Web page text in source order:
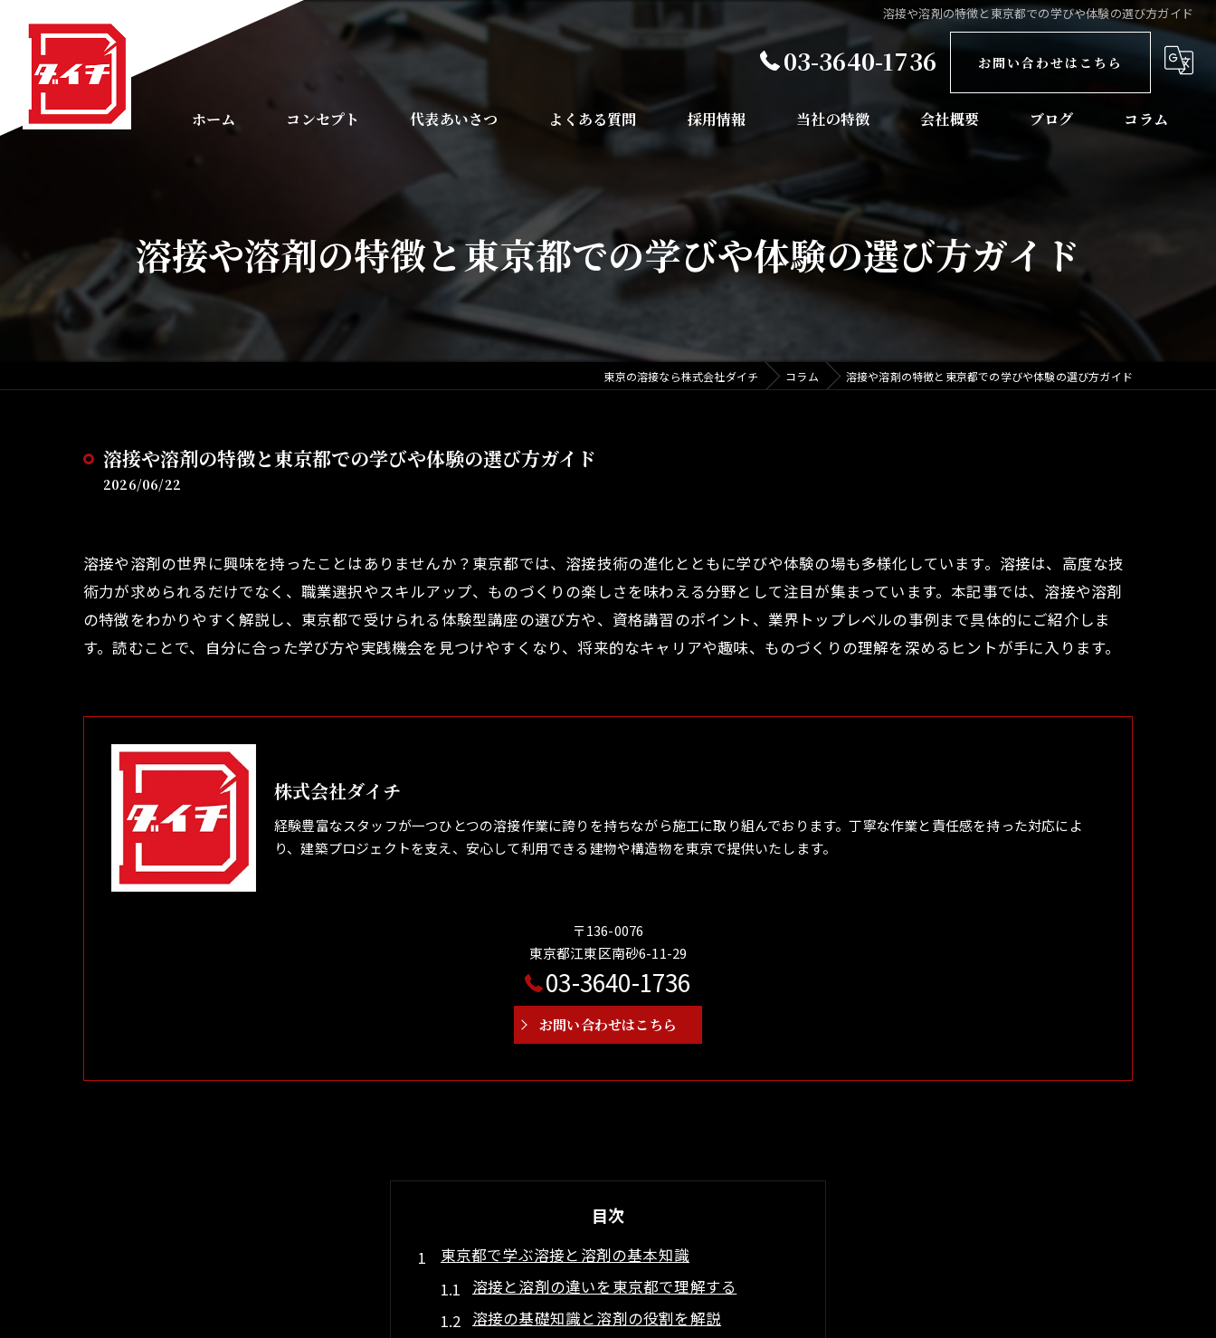
溶接や溶剤の特徴と東京都での学びや体験の選び方ガイド
03-3640-1736 お問い合わせはこちら
ホーム コンセプト 代表あいさつ よくある質問 採用情報 当社の特徴
鉄塔工事
会社概要 ブログ コラム
溶接や溶剤の特徴と東京都での学びや体験の選び方ガイド
東京の溶接なら株式会社ダイチ コラム 溶接や溶剤の特徴と東京都での学びや体験の選び方ガイド
溶接や溶剤の特徴と東京都での学びや体験の選び方ガイド
2026/06/22
溶接や溶剤の世界に興味を持ったことはありませんか？東京都では、溶接技術の進化とともに学びや体験の場も多様化しています。溶接は、高度な技
術力が求められるだけでなく、職業選択やスキルアップ、ものづくりの楽しさを味わえる分野として注目が集まっています。本記事では、溶接や溶剤
の特徴をわかりやすく解説し、東京都で受けられる体験型講座の選び方や、資格講習のポイント、業界トップレベルの事例まで具体的にご紹介しま
す。読むことで、自分に合った学び方や実践機会を見つけやすくなり、将来的なキャリアや趣味、ものづくりの理解を深めるヒントが手に入ります。
株式会社ダイチ
経験豊富なスタッフが一つひとつの溶接作業に誇りを持ちながら施工に取り組んでおります。丁寧な作業と責任感を持った対応によ
り、建築プロジェクトを支え、安心して利用できる建物や構造物を東京で提供いたします。
〒136-0076
東京都江東区南砂6-11-29
03-3640-1736
お問い合わせはこちら
目次
東京都で学ぶ溶接と溶剤の基本知識
溶接と溶剤の違いを東京都で理解する
溶接の基礎知識と溶剤の役割を解説